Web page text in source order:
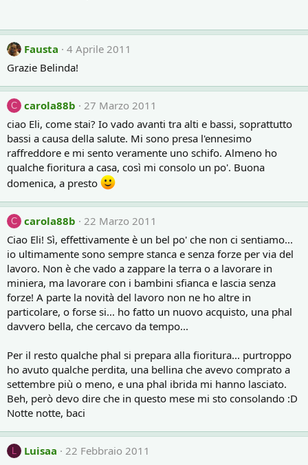
Fausta
4 Aprile 2011
Grazie Belinda!
C carola88b
27 Marzo 2011
ciao Eli, come stai? Io vado avanti tra alti e bassi, soprattutto
bassi a causa della salute. Mi sono presa l'ennesimo
raffreddore e mi sento veramente uno schifo. Almeno ho
qualche fioritura a casa, così mi consolo un po'. Buona
domenica, a presto
C carola88b
22 Marzo 2011
Ciao Eli! Sì, effettivamente è un bel po' che non ci sentiamo...
io ultimamente sono sempre stanca e senza forze per via del
lavoro. Non è che vado a zappare la terra o a lavorare in
miniera, ma lavorare con i bambini sfianca e lascia senza
forze! A parte la novità del lavoro non ne ho altre in
particolare, o forse si... ho fatto un nuovo acquisto, una phal
davvero bella, che cercavo da tempo...
Per il resto qualche phal si prepara alla fioritura... purtroppo
ho avuto qualche perdita, una bellina che avevo comprato a
settembre più o meno, e una phal ibrida mi hanno lasciato.
Beh, però devo dire che in questo mese mi sto consolando :D
Notte notte, baci
L Luisaa
22 Febbraio 2011